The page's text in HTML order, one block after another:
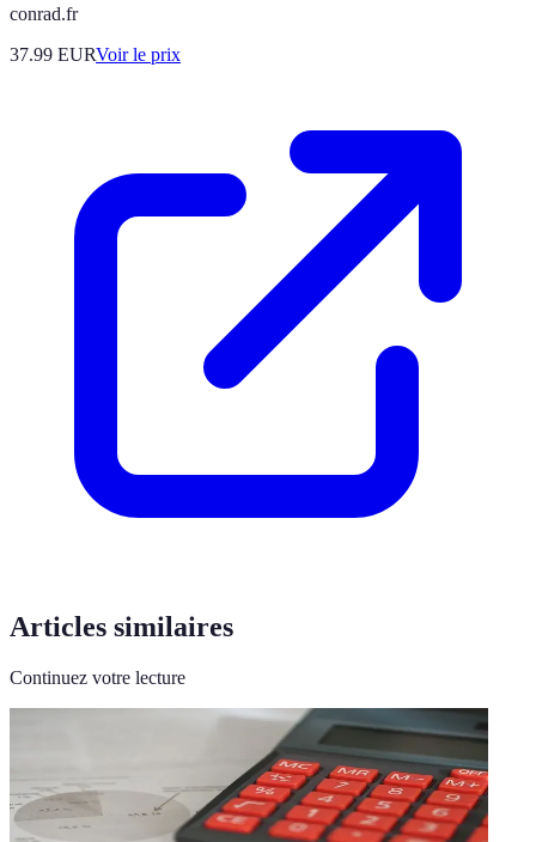
conrad.fr
37.99 EURVoir le prix
Articles similaires
Continuez votre lecture